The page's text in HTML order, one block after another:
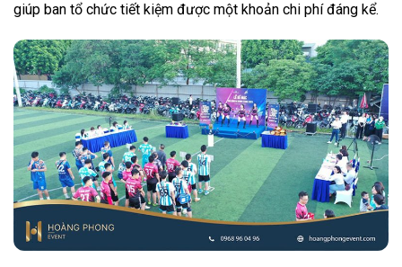
giúp ban tổ chức tiết kiệm được một khoản chi phí đáng kể.